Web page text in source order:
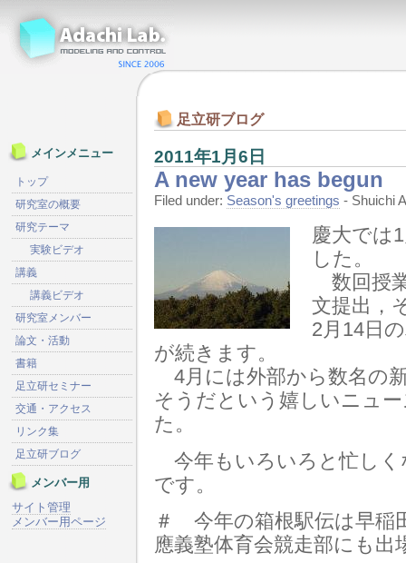
足立研ブログ
2011年1月6日
A new year has begun
Filed under: Season's greetings - Shuichi
慶大では
した。
数回授
文提出，
2月14日
が続きます。
4月には外部から数名の
そうだという嬉しいニュ
た。
今年もいろいろと忙しく
です。
＃ 今年の箱根駅伝は早稲
應義塾体育会競走部にも
メインメニュー
トップ
研究室の概要
研究テーマ
実験ビデオ
講義
講義ビデオ
研究室メンバー
論文・活動
書籍
足立研セミナー
交通・アクセス
リンク集
足立研ブログ
メンバー用
サイト管理
メンバー用ページ